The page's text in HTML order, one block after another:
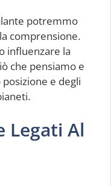
potremmo
comprensione.
influenzare la
che pensiamo e
e degli
Legati Al